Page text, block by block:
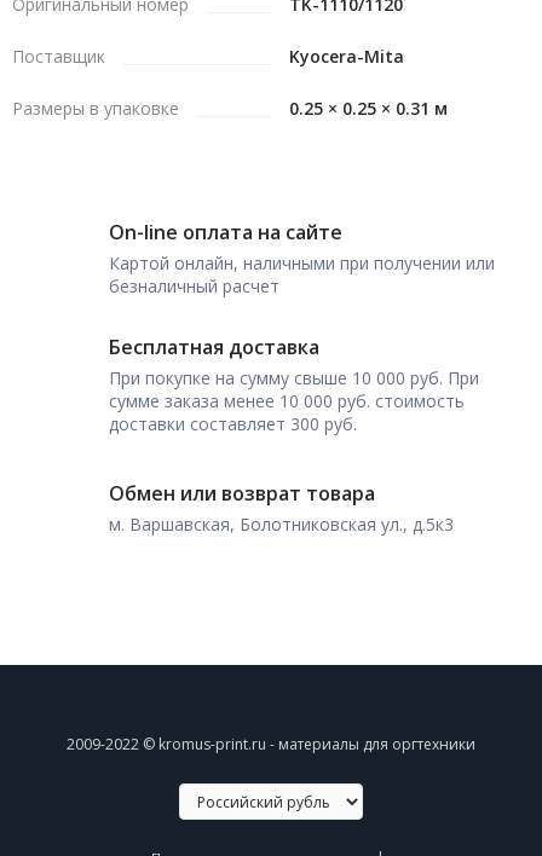
Поставщик Kyocera-Mita
Размеры в упаковке 0.25 × 0.25 × 0.31 м
On-line оплата на сайте
Картой онлайн, наличными при получении или
безналичный расчет
Бесплатная доставка
При покупке на сумму свыше 10 000 руб. При
сумме заказа менее 10 000 руб. стоимость
доставки составляет 300 руб.
Обмен или возврат товара
м. Варшавская, Болотниковская ул., д.5к3
2009-2022 © kromus-print.ru - материалы для оргтехники